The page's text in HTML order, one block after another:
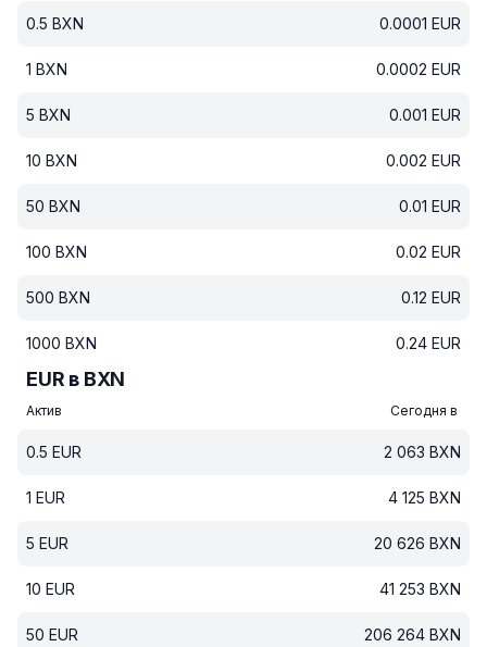
0.5 BXN 0.0001 EUR
1 BXN 0.0002 EUR
5 BXN 0.001 EUR
10 BXN 0.002 EUR
50 BXN 0.01 EUR
100 BXN 0.02 EUR
500 BXN 0.12 EUR
1000 BXN 0.24 EUR
EUR в BXN
Актив Сегодня в
0.5 EUR 2 063 BXN
1 EUR 4 125 BXN
5 EUR 20 626 BXN
10 EUR 41 253 BXN
50 EUR 206 264 BXN